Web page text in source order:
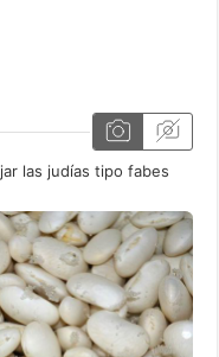
las judías tipo fabes